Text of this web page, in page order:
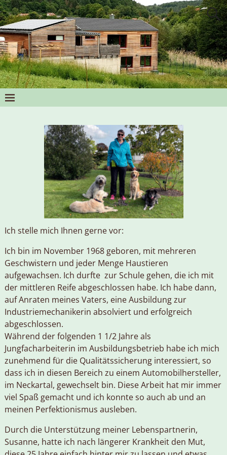
Ich stelle mich Ihnen gerne vor:
Ich bin im November 1968 geboren, mit mehreren
Geschwistern und jeder Menge Haustieren
aufgewachsen. Ich durfte zur Schule gehen, die ich mit
der mittleren Reife abgeschlossen habe. Ich habe dann,
auf Anraten meines Vaters, eine Ausbildung zur
Industriemechanikerin absolviert und erfolgreich
abgeschlossen.
Während der folgenden 1 1/2 Jahre als
Jungfacharbeiterin im Ausbildungsbetrieb habe ich mich
zunehmend für die Qualitätssicherung interessiert, so
dass ich in diesen Bereich zu einem Automobilhersteller,
im Neckartal, gewechselt bin. Diese Arbeit hat mir immer
viel Spaß gemacht und ich konnte so auch ab und an
meinen Perfektionismus ausleben.
Durch die Unterstützung meiner Lebenspartnerin,
Susanne, hatte ich nach längerer Krankheit den Mut,